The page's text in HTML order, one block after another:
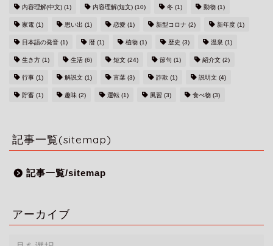
内容理解(中文) (1) 内容理解(短文) (10) 冬 (1) 動物 (1)
家電 (1) 思い出 (1) 恋愛 (1) 新型コロナ (2) 新年度 (1)
日本語の発音 (1) 暦 (1) 植物 (1) 歴史 (3) 温泉 (1)
生き方 (1) 生活 (6) 短文 (24) 節句 (1) 紹介文 (2)
行事 (1) 解説文 (1) 言葉 (3) 詐欺 (1) 説明文 (4)
貯蓄 (1) 趣味 (2) 運転 (1) 風習 (3) 食べ物 (3)
記事一覧(sitemap)
記事一覧/sitemap
アーカイブ